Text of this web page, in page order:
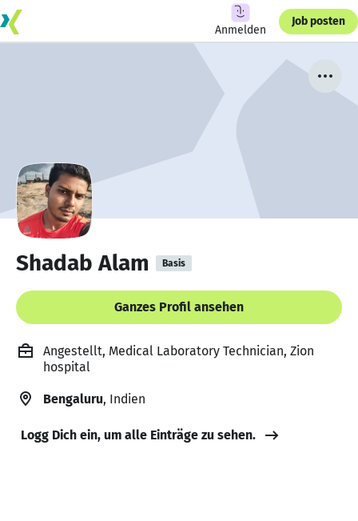
Anmelden
Job posten
Shadab Alam Basis
Ganzes Profil ansehen
Angestellt, Medical Laboratory Technician, Zion
hospital
Bengaluru, Indien
Logg Dich ein, um alle Einträge zu sehen.